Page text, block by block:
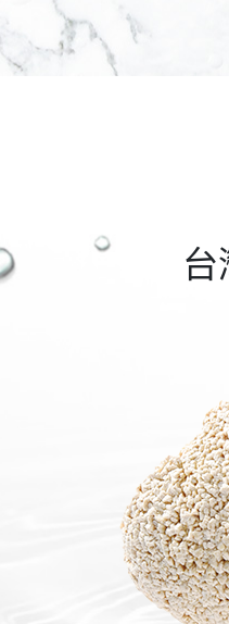
台